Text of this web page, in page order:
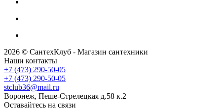
2026 © СантехКлуб - Магазин сантехники
Наши контакты
+7 (473) 290-50-05
+7 (473) 290-50-05
stclub36@mail.ru
Воронеж, Пеше-Стрелецкая д.58 к.2
Оставайтесь на связи